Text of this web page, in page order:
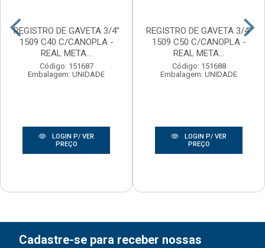
REGISTRO DE GAVETA 3/4”
1509 C40 C/CANOPLA -
REAL META...
Código: 151687
Embalagem: UNIDADE
LOGIN P/ VER
PREÇO
REGISTRO DE GAVETA 3/4”
1509 C50 C/CANOPLA -
REAL META...
Código: 151688
Embalagem: UNIDADE
LOGIN P/ VER
PREÇO
Cadastre-se para receber nossas